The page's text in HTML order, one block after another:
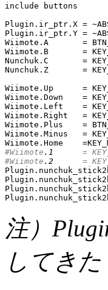
include buttons
Plugin.ir_ptr.X =
Plugin.ir_ptr.Y =
Wiimote.A       =
Wiimote.B       =
Nunchuk.C       =
Nunchuk.Z       =
Wiimote.Up      =
Wiimote.Down    =
Wiimote.Left    =
Wiimote.Right   =
Wiimote.Plus    =
Wiimote.Minus   =
#Wiimote .1
=
#Wiimote .2
=
注）
してき